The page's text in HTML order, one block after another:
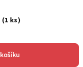
(1 ks)